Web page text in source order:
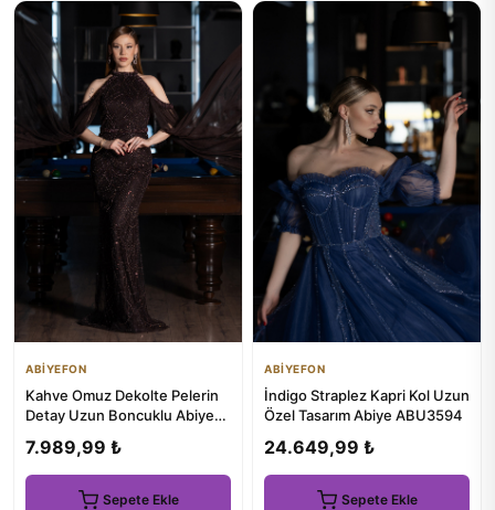
ABİYEFON
Kahve Omuz Dekolte Pelerin
Detay Uzun Boncuklu Abiye
7.989,99 ₺
Sepete Ekle
ABİYEFON
İndigo Straplez Kapri Kol Uzun
Özel Tasarım Abiye ABU3594
24.649,99 ₺
Sepete Ekle